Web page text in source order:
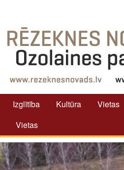
Izglītība Kultūra
Vietas
Vietas